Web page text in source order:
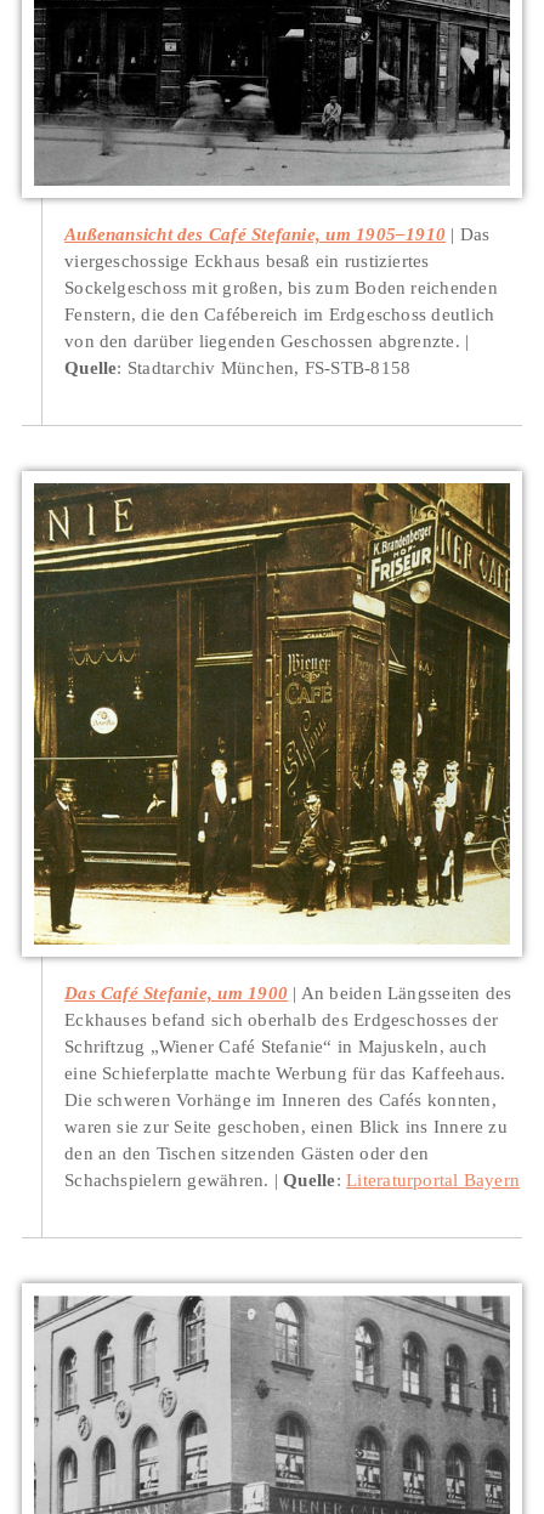
Außenansicht des Café Stefanie, um 1905–1910
Das
viergeschossige Eckhaus besaß ein rustiziertes
Sockelgeschoss mit großen, bis zum Boden reichenden
Fenstern, die den Cafébereich im Erdgeschoss deutlich
von den darüber liegenden Geschossen abgrenzte.
Quelle: Stadtarchiv München, FS-STB-8158
Das Café Stefanie, um 1900
An beiden Längsseiten des
Eckhauses befand sich oberhalb des Erdgeschosses der
Schriftzug „Wiener Café Stefanie“ in Majuskeln, auch
eine Schieferplatte machte Werbung für das Kaffeehaus.
Die schweren Vorhänge im Inneren des Cafés konnten,
waren sie zur Seite geschoben, einen Blick ins Innere zu
den an den Tischen sitzenden Gästen oder den
Schachspielern gewähren.
Quelle:Literaturportal Bayern